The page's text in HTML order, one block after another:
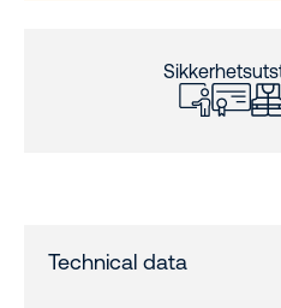
Technical data